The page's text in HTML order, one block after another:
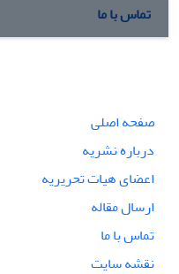
تماس با ما
صفحه اصلی
درباره نشریه
اعضای هیات تحریریه
ارسال مقاله
تماس با ما
نقشه سایت